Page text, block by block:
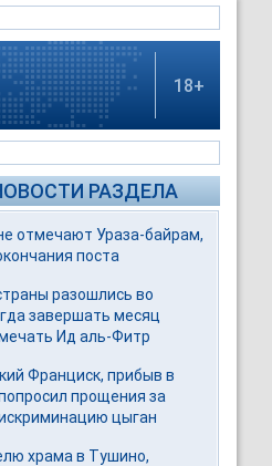
18+
РАЗДЕЛА
отмечают Ураза-байрам,
поста
разошлись во
завершать месяц
Ид аль-Фитр
Франциск, прибыв в
прощения за
цыган
храма в Тушино,